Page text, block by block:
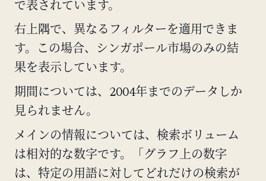
で表されています。
右上隅で、異なるフィルターを適用できま
す。この場合、シンガポール市場のみの結
果を表示しています。
期間については、2004年までのデータしか
見られません。
メインの情報については、検索ボリューム
は相対的な数字です。「グラフ上の数字
は、特定の用語に対してどれだけの検索が